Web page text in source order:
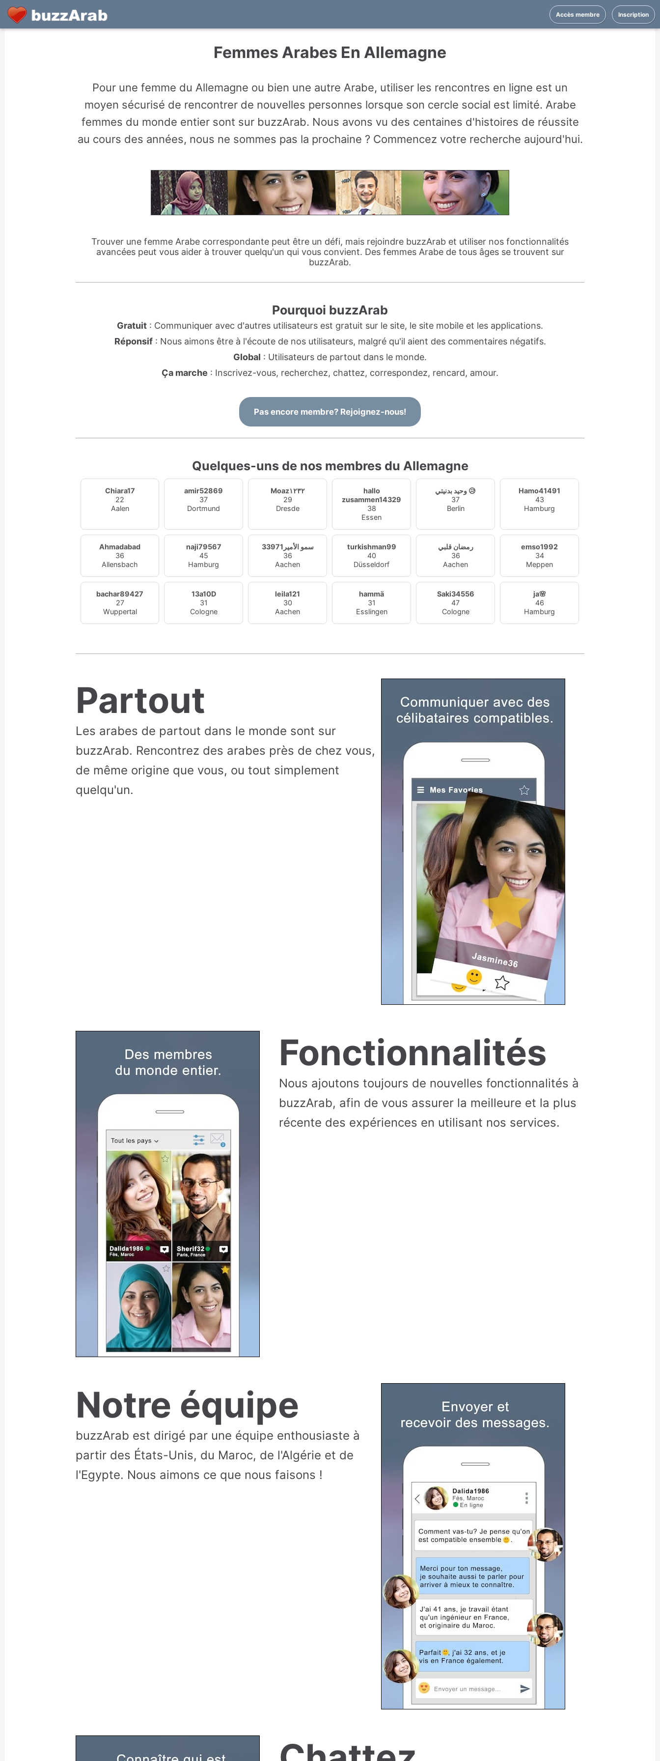
Accès membre Inscription
Femmes Arabes En Allemagne
Pour une femme du Allemagne ou bien une autre Arabe, utiliser les rencontres en ligne est un
moyen sécurisé de rencontrer de nouvelles personnes lorsque son cercle social est limité. Arabe
femmes du monde entier sont sur buzzArab. Nous avons vu des centaines d'histoires de réussite
au cours des années, nous ne sommes pas la prochaine ? Commencez votre recherche aujourd'hui.
Trouver une femme Arabe correspondante peut être un défi, mais rejoindre buzzArab et utiliser nos fonctionnalités
avancées peut vous aider à trouver quelqu'un qui vous convient. Des femmes Arabe de tous âges se trouvent sur
buzzArab.
Pourquoi buzzArab
Gratuit : Communiquer avec d'autres utilisateurs est gratuit sur le site, le site mobile et les applications.
Réponsif: Nous aimons être à l'écoute de nos utilisateurs, malgré qu'il aient des commentaires négatifs.
Global : Utilisateurs de partout dans le monde.
Ça marche : Inscrivez-vous, recherchez, chattez, correspondez, rencard, amour.
Pas encore membre? Rejoignez-nous!
Quelques-uns de nos membres du Allemagne
Chiara17
22
Aalen
amir52869
37
Dortmund
Moaz١٢٣٢
29
Dresde
hallo
zusammen14329
38
Essen
وحيد بدنيتي 😥
37
Berlin
Hamo41491
43
Hamburg
Ahmadabad
36
Allensbach
naji79567
45
Hamburg
سمو الأمير33971
36
Aachen
turkishman99
40
Düsseldorf
رمضان قلبي
36
Aachen
emso1992
34
Meppen
bachar89427
27
Wuppertal
13a10D
31
Cologne
leila121
30
Aachen
hammä
31
Esslingen
Saki34556
47
Cologne
ja🌸
46
Hamburg
Partout
Les arabes de partout dans le monde sont sur
buzzArab. Rencontrez des arabes près de chez vous,
de même origine que vous, ou tout simplement
quelqu'un.
Fonctionnalités
Nous ajoutons toujours de nouvelles fonctionnalités à
buzzArab, afin de vous assurer la meilleure et la plus
récente des expériences en utilisant nos services.
Notre équipe
buzzArab est dirigé par une équipe enthousiaste à
partir des États-Unis, du Maroc, de l'Algérie et de
l'Egypte. Nous aimons ce que nous faisons !